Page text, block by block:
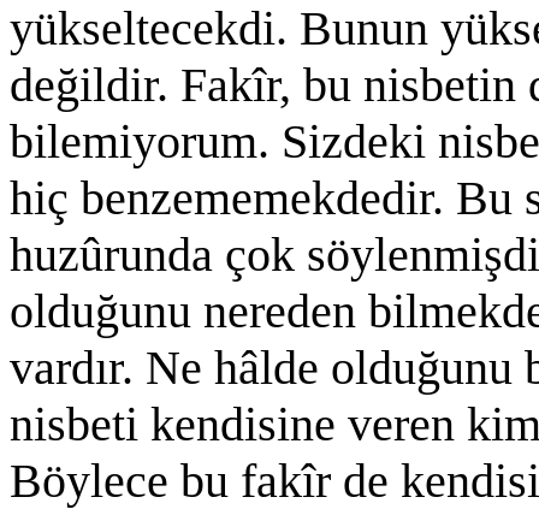
yükseltecekdi. Bunun
değildir. Fakîr, bu nisbetin
bilemiyorum. Sizdeki
hiç benzememekdedir. Bu
huzûrunda çok
olduğunu nereden
vardır. Ne hâlde olduğunu
nisbeti kendisine veren
Böylece bu fakîr de